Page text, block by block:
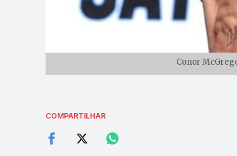
Conor
COMPARTILHAR